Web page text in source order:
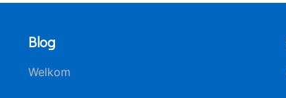
Blog
Welkom